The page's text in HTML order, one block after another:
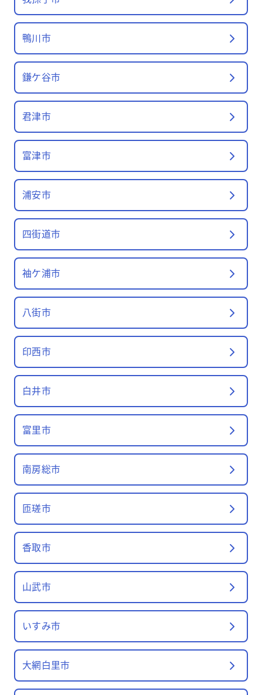
鴨川市
鎌ケ谷市
君津市
富津市
浦安市
四街道市
袖ケ浦市
八街市
印西市
白井市
富里市
南房総市
匝瑳市
香取市
山武市
いすみ市
大網白里市